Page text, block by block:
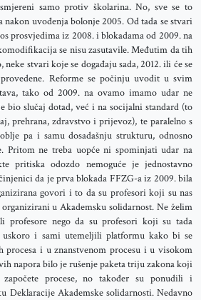
samo protiv školarina. No, sve se to
nakon uvođenja bolonje 2005. Od tada se stvari
prosvjedima iz 2008. i blokadama od 2009. na
se nisu zasutavile. Međutim da tih
stvari koje se događaju sada, 2012. ili će se
Reforme se počinju uvodit u svim
tako od 2009. na ovamo imamo udar ne
bio slučaj dotad, već i na socijalni standard (to
prehrana, zdravstvo i prijevoz), te paralelno s
pa i samu dosadašnju strukturu, odnosno
Pritom ne treba uopće ni spominjati udar na
pritiska odozdo nemoguće je jednostavno
da je prva blokada FFZG-a iz 2009. bila
govori i to da su profesori koji su nas
u Akademsku solidarnost. Ne želim
profesore nego da su profesori koji su tada
uskoro i sami utemeljili platformu kako bi se
i u znanstvenom procesu i u visokom
napora bilo je rušenje paketa triju zakona koji
procese, no također su ponudili i
Deklaracije Akademske solidarnosti. Nedavno